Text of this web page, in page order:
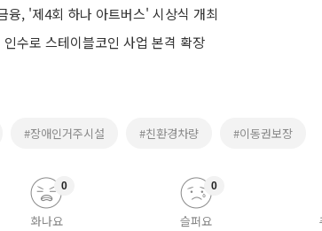
융, '제4회 하나 아트버스' 시상식 개최
수로 스테이블코인 사업 본격 확장
#장애인거주시설 #친환경차량 #이동권보장
화나요
0
슬퍼요
0